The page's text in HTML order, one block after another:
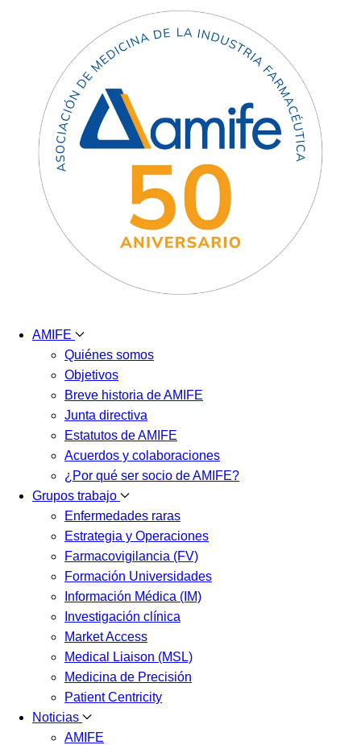
AMIFE
Quiénes somos
Objetivos
Breve historia de AMIFE
Junta directiva
Estatutos de AMIFE
Acuerdos y colaboraciones
¿Por qué ser socio de AMIFE?
Grupos trabajo
Enfermedades raras
Estrategia y Operaciones
Farmacovigilancia (FV)
Formación Universidades
Información Médica (IM)
Investigación clínica
Market Access
Medical Liaison (MSL)
Medicina de Precisión
Patient Centricity
Noticias
AMIFE